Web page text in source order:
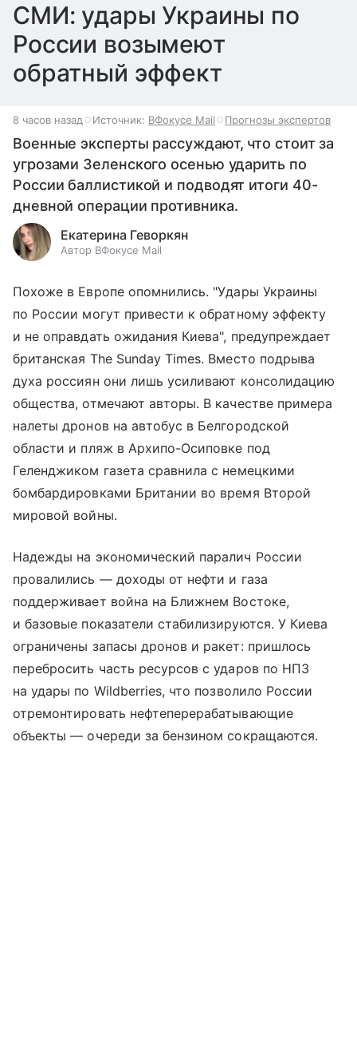
СМИ: удары Украины по
России возымеют
обратный эффект
8 часов назад Источник: ВФокусе Mail Прогнозы экспертов
Военные эксперты рассуждают, что стоит за
угрозами Зеленского осенью ударить по
России баллистикой и подводят итоги 40-
дневной операции противника.
Екатерина Геворкян
Автор ВФокусе Mail
Похоже в Европе опомнились. "Удары Украины
по России могут привести к обратному эффекту
и не оправдать ожидания Киева", предупреждает
британская The Sunday Times. Вместо подрыва
духа россиян они лишь усиливают консолидацию
общества, отмечают авторы. В качестве примера
налеты дронов на автобус в Белгородской
области и пляж в Архипо-Осиповке под
Геленджиком газета сравнила с немецкими
бомбардировками Британии во время Второй
мировой войны.
Надежды на экономический паралич России
провалились — доходы от нефти и газа
поддерживает война на Ближнем Востоке,
и базовые показатели стабилизируются. У Киева
ограничены запасы дронов и ракет: пришлось
перебросить часть ресурсов с ударов по НПЗ
на удары по Wildberries, что позволило России
отремонтировать нефтеперерабатывающие
объекты — очереди за бензином сокращаются.